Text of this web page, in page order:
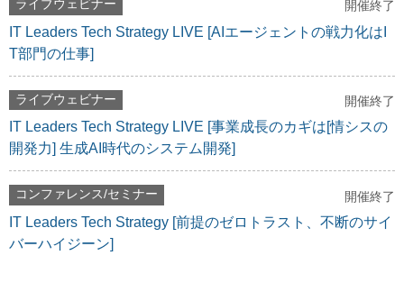
ライブウェビナー 開催終了
IT Leaders Tech Strategy LIVE [AIエージェントの戦力化はI
T部門の仕事]
ライブウェビナー 開催終了
IT Leaders Tech Strategy LIVE [事業成長のカギは[情シスの
開発力] 生成AI時代のシステム開発]
コンファレンス/セミナー 開催終了
IT Leaders Tech Strategy [前提のゼロトラスト、不断のサイ
バーハイジーン]